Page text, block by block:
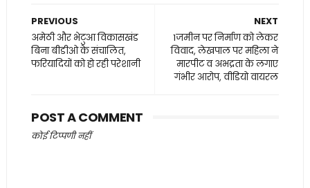
NEXT
1जमीन पर निर्माण को लेकर
विवाद, लेखपाल पर महिला ने
मारपीट व अभद्रता के लगाए
गंभीर आरोप, वीडियो वायरल
PREVIOUS
अमेठी और भेटुआ विकासखंड
बिना बीडीओ के संचालित,
फरियादियों को हो रही परेशानी
POST A COMMENT
कोई टिप्पणी नहीं